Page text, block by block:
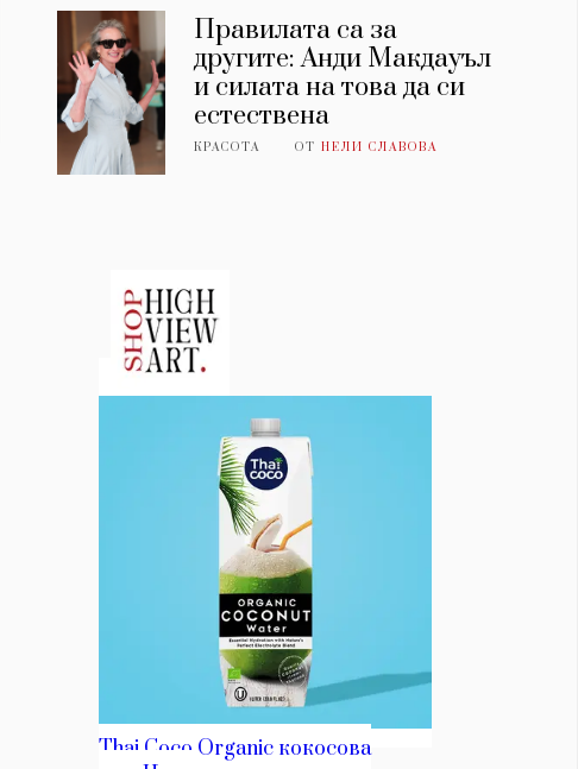
Правилата са за
другите: Анди Макдауъл
и силата на това да си
естествена
КРАСОТА ОТНЕЛИ СЛАВОВА